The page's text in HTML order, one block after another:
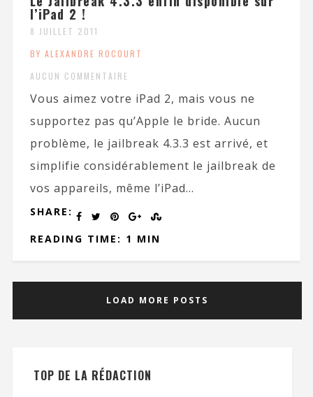
l’iPad 2 !
8 JUILLET 2011
BY ALEXANDRE ROCOURT
AUCUN COMMENTAIRE
Vous aimez votre iPad 2, mais vous ne
supportez pas qu’Apple le bride. Aucun
problème, le jailbreak 4.3.3 est arrivé, et
simplifie considérablement le jailbreak de
vos appareils, même l’iPad...
SHARE:
READING TIME: 1 MIN
LOAD MORE POSTS
TOP DE LA RÉDACTION